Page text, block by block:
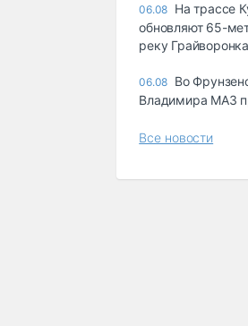
06.08 На трассе
обновляют 65-
реку Грайворонка
06.08 Во
Владимира МАЗ
Все новости